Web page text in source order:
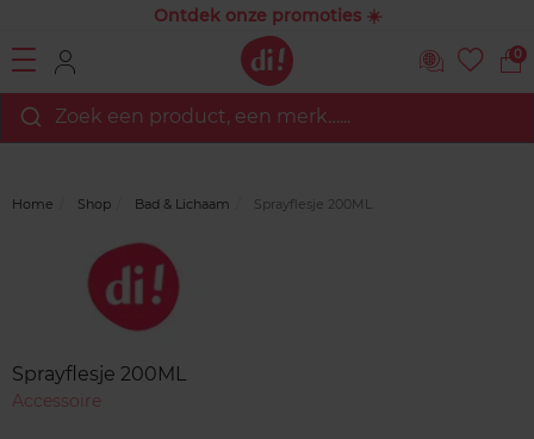
Ontdek onze promoties ☀️
0
Zoek een product, een merk…...
Home Shop Bad & Lichaam Sprayflesje 200ML
Sprayflesje 200ML
Accessoire